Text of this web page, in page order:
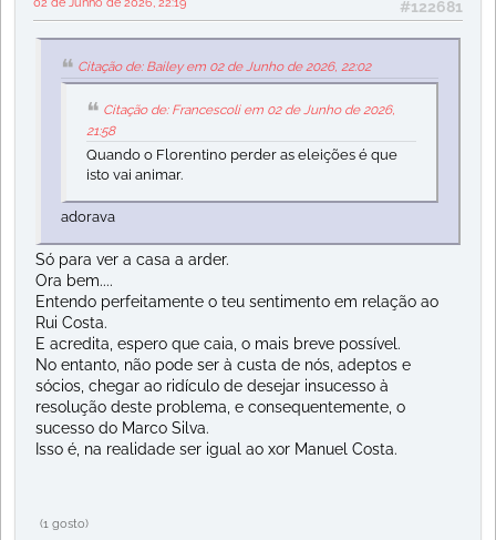
#122681
Citação de: Bailey em 02 de Junho de 2026, 22:02
Citação de: Francescoli em 02 de Junho de 2026,
21:58
Quando o Florentino perder as eleições é que
isto vai animar.
adorava
Só para ver a casa a arder.
Ora bem....
Entendo perfeitamente o teu sentimento em relação ao
Rui Costa.
E acredita, espero que caia, o mais breve possível.
No entanto, não pode ser à custa de nós, adeptos e
sócios, chegar ao ridículo de desejar insucesso à
resolução deste problema, e consequentemente, o
sucesso do Marco Silva.
Isso é, na realidade ser igual ao xor Manuel Costa.
(1 gosto)